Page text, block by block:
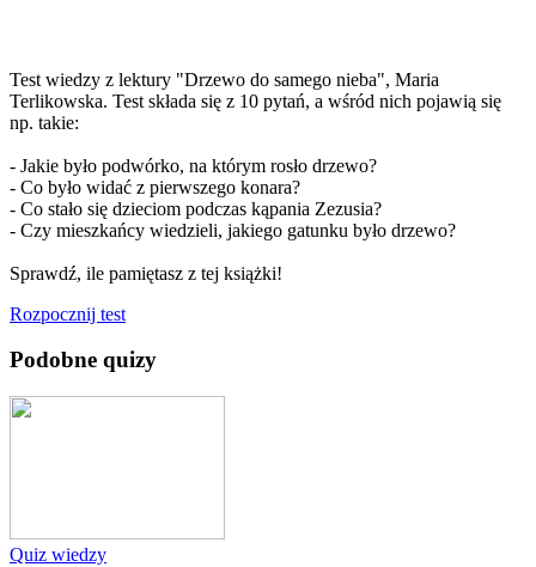
Test wiedzy z lektury "Drzewo do samego nieba", Maria
Terlikowska . Test składa się z 10 pytań, a wśród nich pojawią się
np. takie:
- Jakie było podwórko, na którym rosło drzewo?
- Co było widać z pierwszego konara?
- Co stało się dzieciom podczas kąpania Zezusia?
- Czy mieszkańcy wiedzieli, jakiego gatunku było drzewo?
Sprawdź, ile pamiętasz z tej książki!
Rozpocznij test
Podobne quizy
Quiz wiedzy